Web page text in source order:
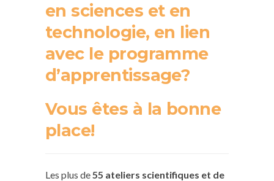
en sciences et en
technologie, en lien
avec le programme
d’apprentissage?
Vous êtes à la bonne
place!
Les plus de55 ateliers scientifiques et de